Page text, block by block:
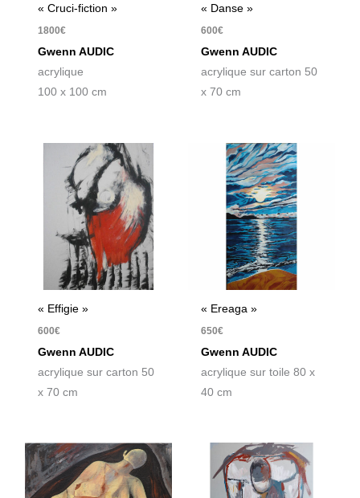
« Cruci-fiction »
1800€
Gwenn AUDIC
acrylique
100 x 100 cm
« Danse »
600€
Gwenn AUDIC
acrylique sur carton 50
x 70 cm
« Effigie »
600€
Gwenn AUDIC
acrylique sur carton 50
x 70 cm
« Ereaga »
650€
Gwenn AUDIC
acrylique sur toile 80 x
40 cm